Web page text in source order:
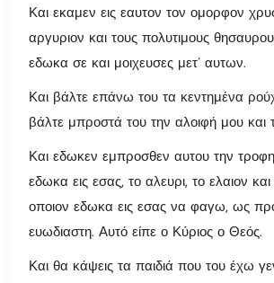
Και εκαμεν εις εαυτον τον ομορφον
αργυριον και τους πολυτιμους
εδωκα σε και μοιχευσες μετ’ αυτων.
Και βάλτε επάνω του τα κεντημένα
βάλτε μπροστά του την αλοιφή μου και
Και εδωκεν εμπροσθεν αυτου την
εδωκα εις εσας, το αλευρι, το ελαιον και
οποιον εδωκα εις εσας να φαγω, ως
ευωδιαστη. Αυτό είπε ο Κύριος ο Θεός.
Και θα κάψεις τα παιδιά που του έχω